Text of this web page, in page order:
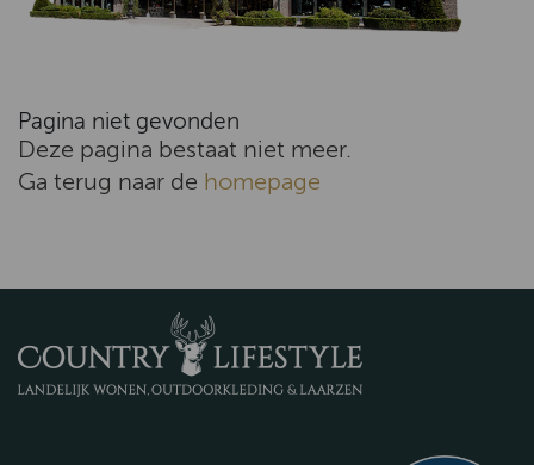
Pagina niet gevonden
Deze pagina bestaat niet meer.
Ga terug naar de homepage